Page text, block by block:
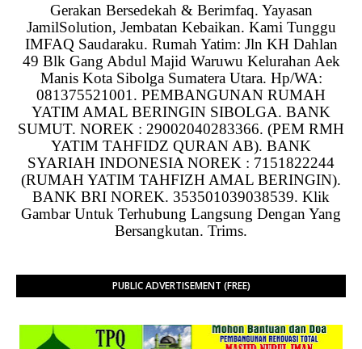
Gerakan Bersedekah & Berimfaq. Yayasan
JamilSolution, Jembatan Kebaikan. Kami Tunggu
IMFAQ Saudaraku. Rumah Yatim: Jln KH Dahlan
49 Blk Gang Abdul Majid Waruwu Kelurahan Aek
Manis Kota Sibolga Sumatera Utara. Hp/WA:
081375521001. PEMBANGUNAN RUMAH
YATIM AMAL BERINGIN SIBOLGA. BANK
SUMUT. NOREK : 29002040283366. (PEM RMH
YATIM TAHFIDZ QURAN AB). BANK
SYARIAH INDONESIA NOREK : 7151822244
(RUMAH YATIM TAHFIZH AMAL BERINGIN).
BANK BRI NOREK. 353501039038539. Klik
Gambar Untuk Terhubung Langsung Dengan Yang
Bersangkutan. Trims.
PUBLIC ADVERTISEMENT (FREE)